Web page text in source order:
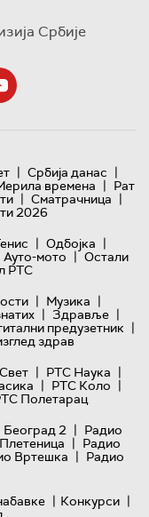
Србије
| Србија данас |
времена | Рат
| Сматрачница |
2026
| Одбојка |
Ауто-мото | Остали
РТС
| Музика |
| Здравље |
предузетник |
здрав
| РТС Наука |
| РТС Коло |
Полетарац
Београд 2 | Радио
| Радио
Вртешка | Радио
| Конкурси |